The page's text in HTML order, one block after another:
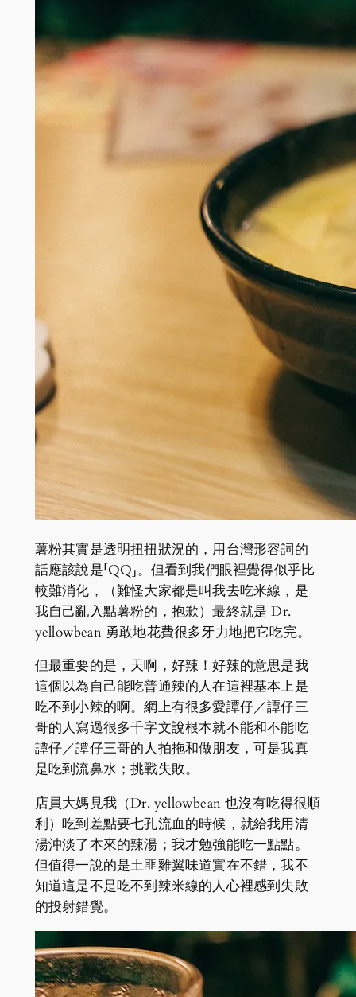
薯粉其實是透明扭扭狀況的，用台灣形容詞的
話應該說是「QQ」。但看到我們眼裡覺得似乎比
較難消化，（難怪大家都是叫我去吃米線，是
我自己亂入點薯粉的，抱歉）最終就是 Dr.
yellowbean 勇敢地花費很多牙力地把它吃完。
但最重要的是，天啊，好辣！好辣的意思是我
這個以為自己能吃普通辣的人在這裡基本上是
吃不到小辣的啊。網上有很多愛譚仔／譚仔三
哥的人寫過很多千字文說根本就不能和不能吃
譚仔／譚仔三哥的人拍拖和做朋友，可是我真
是吃到流鼻水；挑戰失敗。
店員大媽見我（Dr. yellowbean 也沒有吃得很順
利）吃到差點要七孔流血的時候，就給我用清
湯沖淡了本來的辣湯；我才勉強能吃一點點。
但值得一說的是土匪雞翼味道實在不錯，我不
知道這是不是吃不到辣米線的人心裡感到失敗
的投射錯覺。